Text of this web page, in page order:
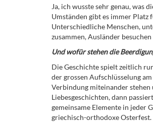
Ja, ich wusste sehr genau, was
Umständen gibt es immer Platz
Unterschiedliche Menschen,
zusammen, Ausländer
Und wofür stehen die
Die Geschichte spielt zeitlich
der grossen Aufschlüsselung
Verbindung miteinander stehen
Liebesgeschichten, dann
gemeinsame Elemente in jeder
griechisch-orthodoxe Osterfest.